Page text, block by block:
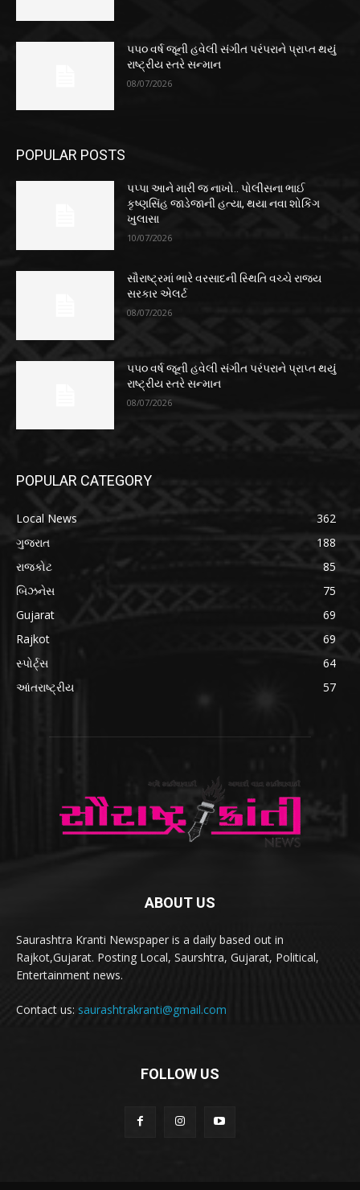
૫૫૦ વર્ષ જૂની હવેલી સંગીત પરંપરાને પ્રાપ્ત થયું
રાષ્ટ્રીય સ્તરે સન્માન
08/07/2026
POPULAR POSTS
પપ્પા આને મારી જ નાખો.. પોલીસના ભાઈ
કૃષ્ણસિંહ જાડેજાની હત્યા, થયા નવા શોકિંગ
ખુલાસા
10/07/2026
સૌરાષ્ટ્રમાં ભારે વરસાદની સ્થિતિ વચ્ચે રાજ્ય
સરકાર એલર્ટ
08/07/2026
૫૫૦ વર્ષ જૂની હવેલી સંગીત પરંપરાને પ્રાપ્ત થયું
રાષ્ટ્રીય સ્તરે સન્માન
08/07/2026
POPULAR CATEGORY
Local News
362
ગુજરાત
188
રાજકોટ
85
બિઝનેસ
75
Gujarat
69
Rajkot
69
સ્પોર્ટ્સ
64
આંતરાષ્ટ્રીય
57
ABOUT US
Saurashtra Kranti Newspaper is a daily based out in
Rajkot,Gujarat. Posting Local, Saurshtra, Gujarat, Political,
Entertainment news.
Contact us: saurashtrakranti@gmail.com
FOLLOW US